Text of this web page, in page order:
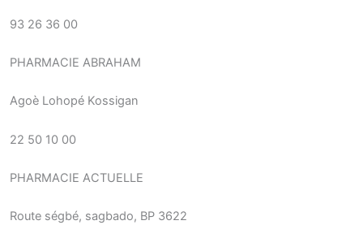
93 26 36 00
PHARMACIE ABRAHAM
Agoè Lohopé Kossigan
22 50 10 00
PHARMACIE ACTUELLE
Route ségbé, sagbado, BP 3622